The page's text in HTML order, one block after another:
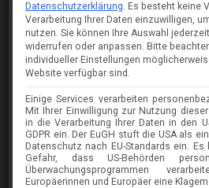
TOM-
TF5955-B
im Menü finden Sie über 400
Datenschutzerklärung. Es besteht keine
Verarbeitung Ihrer Daten einzuwilligen,
nutzen. Sie können Ihre Auswahl
widerrufen oder anpassen. Bitte
individueller Einstellungen
Website verfügbar sind.
Einige Services verarbeiten
Mit Ihrer Einwilligung zur Nutzung
in die Verarbeitung Ihrer Daten in den
GDPR ein. Der EuGH stuft die USA als
Datenschutz nach EU-Standards ein.
Gefahr, dass US-Behörden
Überwachungsprogrammen
Europäerinnen und Europäer eine